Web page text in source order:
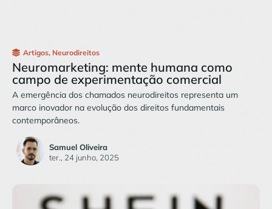
Artigos, Neurodireitos
Neuromarketing: mente humana como
campo de experimentação comercial
A emergência dos chamados neurodireitos representa um
marco inovador na evolução dos direitos fundamentais
contemporâneos.
Samuel Oliveira
ter., 24 junho, 2025